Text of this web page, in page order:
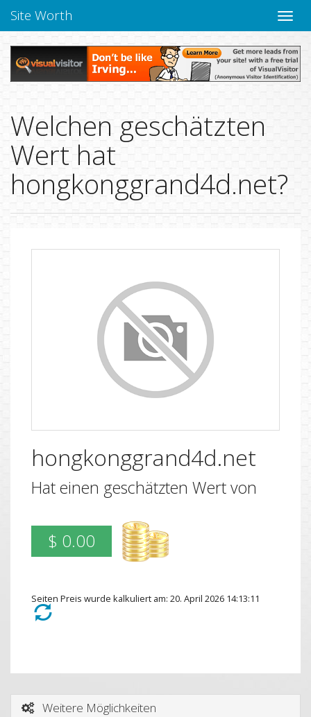
Site Worth
Welchen geschätzten
Wert hat
hongkonggrand4d.net?
hongkonggrand4d.net
Hat einen geschätzten Wert von
$ 0.00
Seiten Preis wurde kalkuliert am: 20. April 2026 14:13:11
Weitere Möglichkeiten